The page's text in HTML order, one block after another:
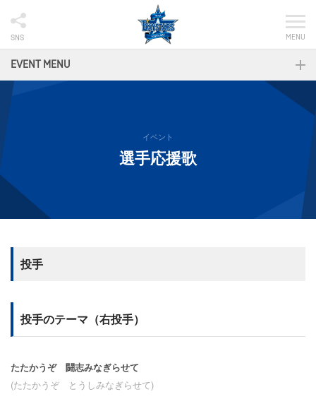
SNS MENU
EVENT MENU
イベント
選手応援歌
投手
投手のテーマ（右投手）
たたかうぞ 闘志みなぎらせて
(たたかうぞ とうしみなぎらせて)